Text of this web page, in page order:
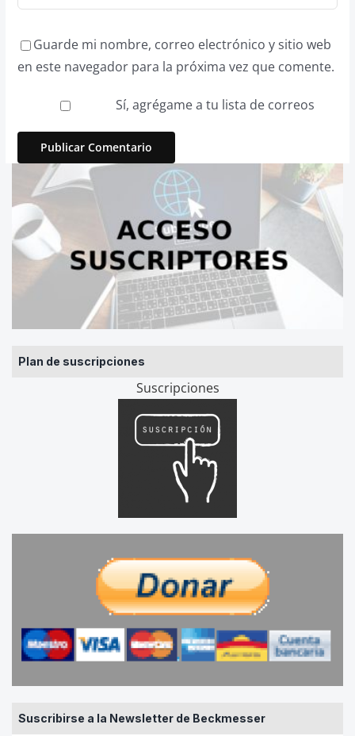
Plan de suscripciones
Suscripciones
Suscribirse a la Newsletter de Beckmesser
Guarde mi nombre, correo electrónico y sitio web
en este navegador para la próxima vez que comente.
Sí, agrégame a tu lista de correos